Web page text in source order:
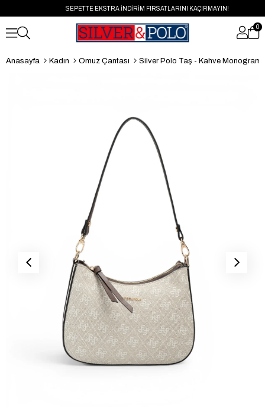
SEPETTE EKSTRA İNDİRİM FIRSATLARINI KAÇIRMAYIN!
0
Anasayfa Kadın Omuz Çantası Silver Polo Taş - Kahve Monogram